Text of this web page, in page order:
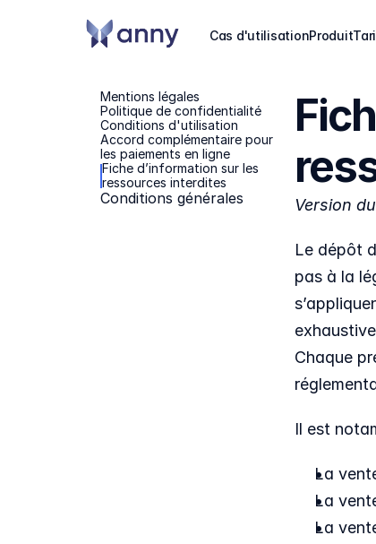
Cas d'utilisationProduit
Mentions légales
Politique de confidentialité
Conditions d'utilisation
Accord complémentaire pour
les paiements en ligne
Fiche d’information sur les
ressources interdites
Conditions générales Version
Le dépôt
pas à la
Chaque
Il est
La
La
La